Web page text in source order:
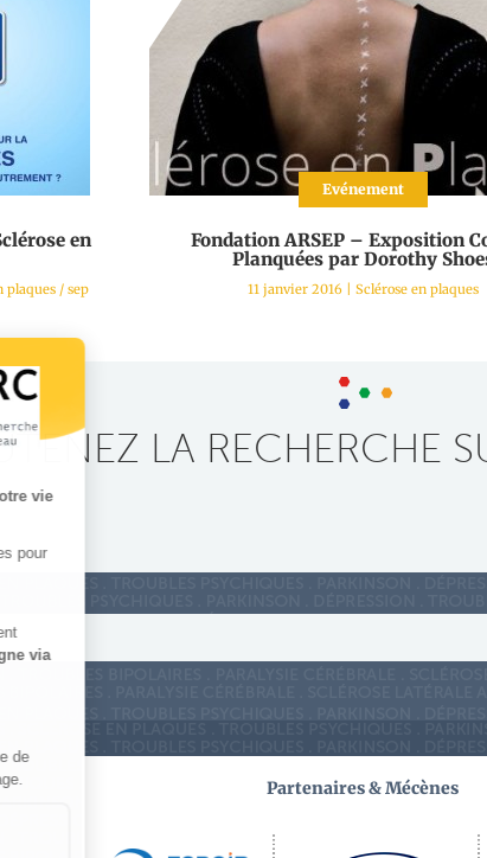
en
plaques/ sep
Evénement
Fondation ARSEP – Exposition
Planquées par Dorothy
11 janvier 2016| Sclérose en plaques
LA RECHERCHE
Partenaires & Mécènes